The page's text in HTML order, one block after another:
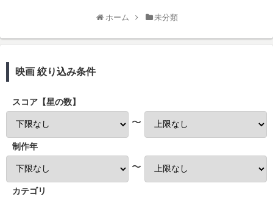
ホーム 未分類
映画 絞り込み条件
スコア【星の数】
〜
制作年
〜
カテゴリ